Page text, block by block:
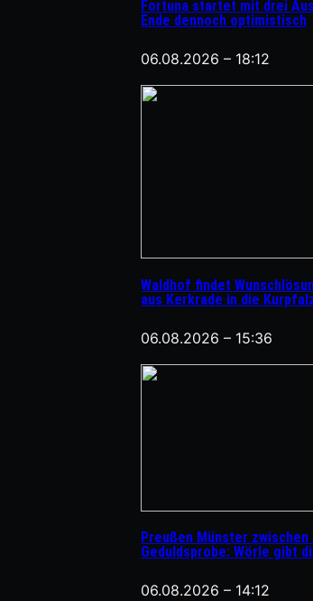
Fortuna startet mit drei
Ende dennoch optimistisch
06.08.2026 – 18:12
Waldhof findet
aus Kerkrade in die
06.08.2026 – 15:36
Preußen Münster
Geduldsprobe: Wörle gibt
06.08.2026 – 14:12